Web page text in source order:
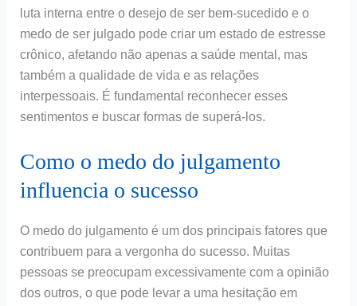
luta interna entre o desejo de ser bem-sucedido e o
medo de ser julgado pode criar um estado de estresse
crônico, afetando não apenas a saúde mental, mas
também a qualidade de vida e as relações
interpessoais. É fundamental reconhecer esses
sentimentos e buscar formas de superá-los.
Como o medo do julgamento
influencia o sucesso
O medo do julgamento é um dos principais fatores que
contribuem para a vergonha do sucesso. Muitas
pessoas se preocupam excessivamente com a opinião
dos outros, o que pode levar a uma hesitação em